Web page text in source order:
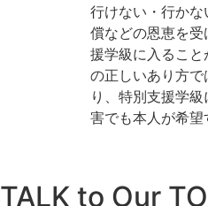
行けない・行か
償などの恩恵を
援学級に入るこ
の正しいあり方
り、特別支援学
害でも本人が希望
TALK to Our